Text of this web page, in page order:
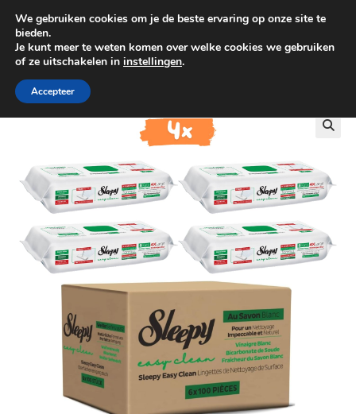
GRATIS BEZORGING VANAF €100
We gebruiken cookies om je de beste ervaring op onze site te
bieden.
Je kunt meer te weten komen over welke cookies we gebruiken
of ze uitschakelen in instellingen.
Accepteer